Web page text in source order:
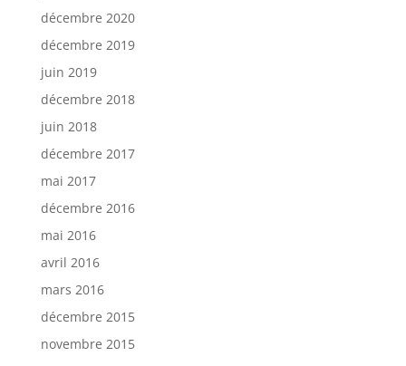
décembre 2020
décembre 2019
juin 2019
décembre 2018
juin 2018
décembre 2017
mai 2017
décembre 2016
mai 2016
avril 2016
mars 2016
décembre 2015
novembre 2015